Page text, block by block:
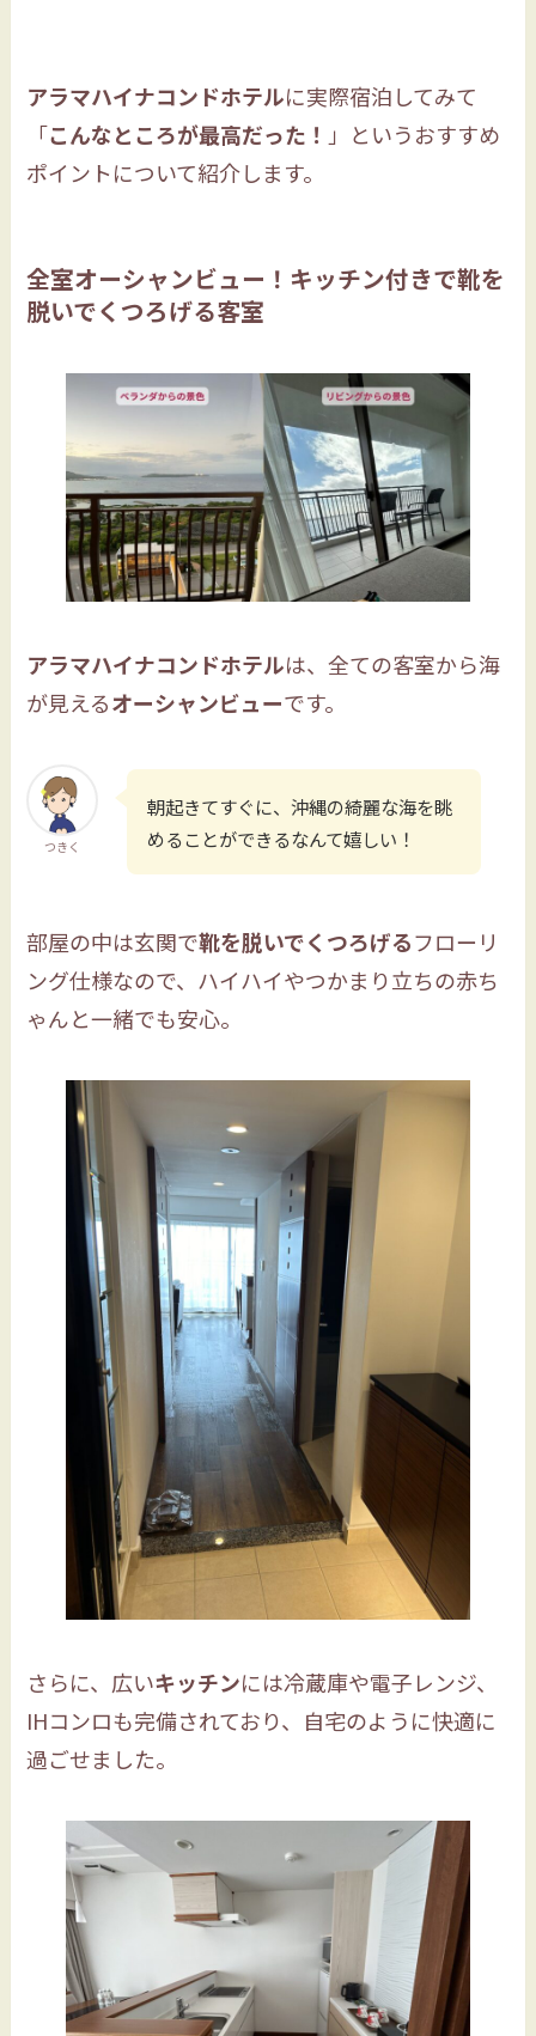
アラマハイナコンドホテルに実際宿泊してみて
「こんなところが最高だった！ 」というおすすめ
ポイントについて紹介します。
全室オーシャンビュー！キッチン付きで靴を
脱いでくつろげる客室
アラマハイナコンドホテルは、全ての客室から海
が見えるオーシャンビューです。
つきく
朝起きてすぐに、沖縄の綺麗な海を眺
めることができるなんて嬉しい！
部屋の中は玄関で靴を脱いでくつろげるフローリ
ング仕様なので、ハイハイやつかまり立ちの赤ち
ゃんと一緒でも安心。
さらに、広いキッチンには冷蔵庫や電子レンジ、
IHコンロも完備されており、自宅のように快適に
過ごせました。